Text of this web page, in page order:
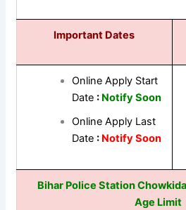
Important Dates
Online Apply Start
Date : Notify Soon
Online Apply Last
Date : Notify Soon
Bihar Police Station
Age Limit